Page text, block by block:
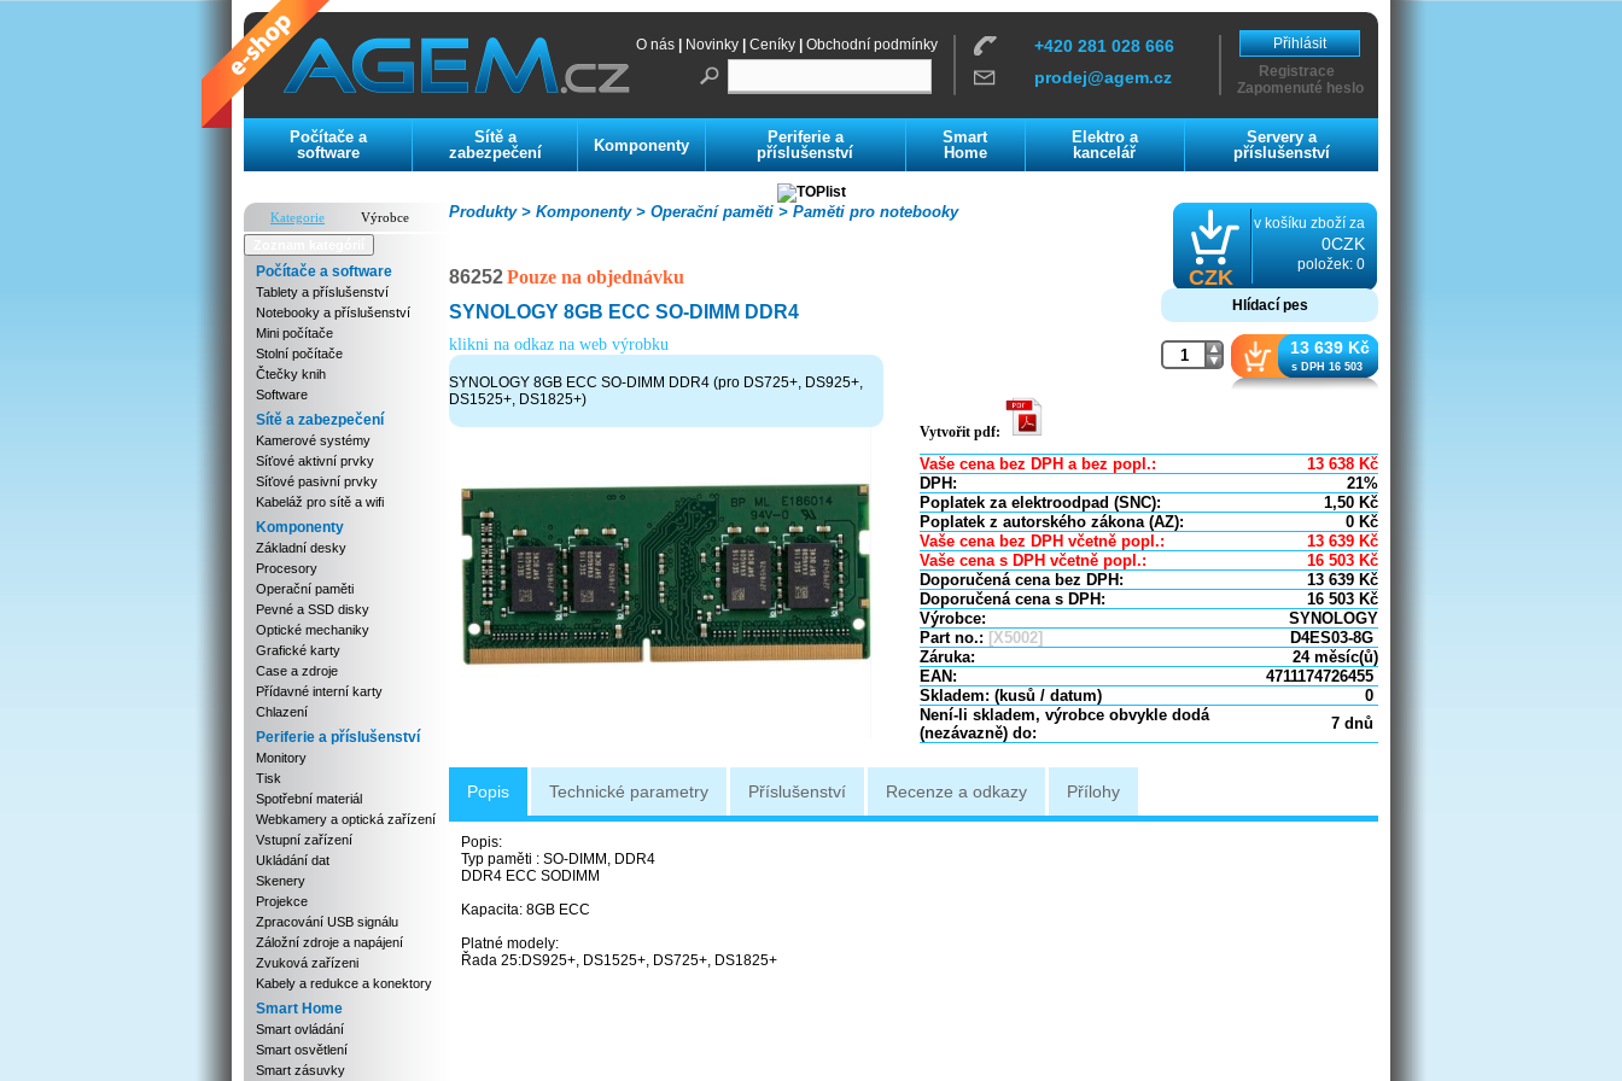
O nás Novinky Ceníky Obchodní podmínky
+420 281 028 666
prodej@agem.cz
Přihlásit
Registrace
Zapomenuté heslo
Počítače a
software
Sítě a
zabezpečení
Komponenty
Periferie a
příslušenství
Smart
Home
Elektro a
kancelář
Servery a
příslušenství
Kategorie
Výrobce
Počítače a software
Tablety a příslušenství
Notebooky a příslušenství
Mini počítače
Stolní počítače
Čtečky knih
Software
Sítě a zabezpečení
Kamerové systémy
Síťové aktivní prvky
Síťové pasivní prvky
Kabeláž pro sítě a wifi
Komponenty
Základní desky
Procesory
Operační paměti
Pevné a SSD disky
Optické mechaniky
Grafické karty
Case a zdroje
Přídavné interní karty
Chlazení
Periferie a příslušenství
Monitory
Tisk
Spotřební materiál
Webkamery a optická zařízení
Vstupní zařízení
Ukládání dat
Skenery
Projekce
Zpracování USB signálu
Záložní zdroje a napájení
Zvuková zařízeni
Kabely a redukce a konektory
Smart Home
Smart ovládání
Smart osvětlení
Smart zásuvky
Paměti pro notebooky
Operační paměti >
Komponenty >
Produkty >
CZK
v košíku zboží za
0CZK
položek: 0
86252Pouze na objednávku
SYNOLOGY 8GB ECC SO-DIMM DDR4
klikni na odkaz na web výrobku
SYNOLOGY 8GB ECC SO-DIMM DDR4 (pro DS725+, DS925+,
DS1525+, DS1825+)
Hlídací pes
13 639 Kč
s DPH 16 503
Vytvořit pdf:
Vaše cena bez DPH a bez popl.: 13 638 Kč
DPH:
21%
Poplatek za elektroodpad (SNC):
1,50 Kč
Poplatek z autorského zákona (AZ):
0 Kč
Vaše cena bez DPH včetně popl.:
13 639 Kč
Vaše cena s DPH včetně popl.:
16 503 Kč
Doporučená cena bez DPH:
13 639 Kč
Doporučená cena s DPH:
16 503 Kč
Výrobce:
SYNOLOGY
Part no.: [X5002]
D4ES03-8G
Záruka:
24 měsíc(ů)
EAN:
4711174726455
Skladem: (kusů / datum)
0
Není-li skladem, výrobce obvykle dodá
(nezávazně) do:
7 dnů
Popis Technické parametry Příslušenství Recenze a odkazy Přílohy
Popis:
Typ paměti : SO-DIMM, DDR4
DDR4 ECC SODIMM
Kapacita: 8GB ECC
Platné modely:
Řada 25:DS925+, DS1525+, DS725+, DS1825+